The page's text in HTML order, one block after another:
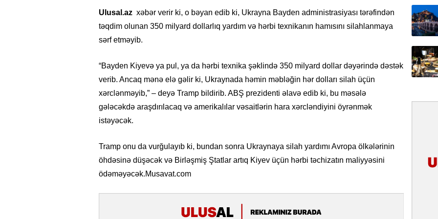
Ulusal.az xəbər verir ki, o bəyan edib ki, Ukrayna Bayden administrasiyası tərəfindən
təqdim olunan 350 milyard dollarlıq yardım və hərbi texnikanın hamısını silahlanmaya
sərf etməyib.
“Bayden Kiyevə ya pul, ya da hərbi texnika şəklində 350 milyard dollar dəyərində dəstək
verib. Ancaq mənə elə gəlir ki, Ukraynada həmin məbləğin hər dolları silah üçün
xərclənməyib,” – deyə Tramp bildirib. ABŞ prezidenti əlavə edib ki, bu məsələ
gələcəkdə araşdırılacaq və amerikalılar vəsaitlərin hara xərcləndiyini öyrənmək
istəyəcək.
Tramp onu da vurğulayıb ki, bundan sonra Ukraynaya silah yardımı Avropa ölkələrinin
öhdəsinə düşəcək və Birləşmiş Ştatlar artıq Kiyev üçün hərbi təchizatın maliyyəsini
ödəməyəcək.Musavat.com
İlin ilk
çox
Yeni